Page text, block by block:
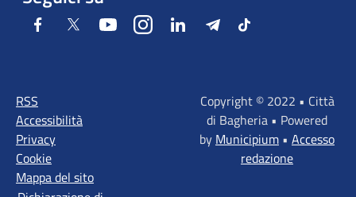
Facebook Twitter YoutubeInstagramLinkedIn TelegramTiktok
RSS
Accessibilità
Privacy
Cookie
Mappa del sito
Copyright © 2022 • Città
di Bagheria • Powered
by Municipium • Accesso
redazione